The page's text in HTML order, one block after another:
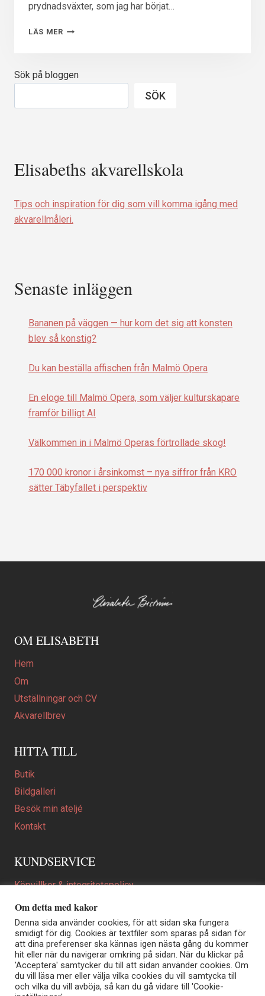
prydnadsväxter, som jag har börjat…
LÄS MERVÄRMER
MAJSOLENS
Sök på bloggen
SÖK
Elisabeths akvarellskola
Tips och inspiration för dig som vill komma igång med
akvarellmåleri.
Senaste inläggen
Bananen på väggen — hur kom det sig att konsten
blev så konstig?
Du kan beställa affischen från Malmö Opera
En eloge till Malmö Opera, som väljer kulturskapare
framför billigt AI
Välkommen in i Malmö Operas förtrollade skog!
170 000 kronor i årsinkomst – nya siffror från KRO
sätter Täbyfallet i perspektiv
OM ELISABETH
Hem
Om
Utställningar och CV
Akvarellbrev
HITTA TILL
Butik
Bildgalleri
Besök min ateljé
Kontakt
KUNDSERVICE
Köpvillkor & integritetspolicy
Att beställa ett personligt utformat konstverk
En personligare gåva
FAQ
Elisabeth Biström | Akvarellkonstnär | Norrtälje
Sjöängstorpet AB, org.nr 556373-5447
Om detta med kakor
Denna sida använder cookies, för att sidan ska fungera
smidigt för dig. Cookies är textfiler som sparas på sidan för
att dina preferenser ska kännas igen nästa gång du kommer
hit eller när du navigerar omkring på sidan. När du klickar på
'Acceptera' samtycker du till att sidan använder cookies. Om
du vill läsa mer eller välja vilka cookies du vill samtycka till
och vilka du vill avböja, så kan du gå vidare till 'Cookie-